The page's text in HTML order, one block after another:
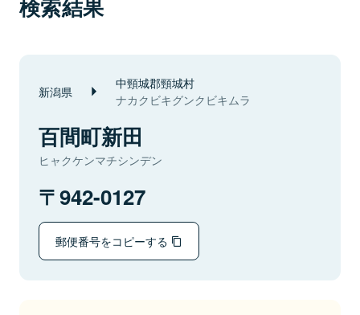
検索結果
新潟県 中頸城郡頸城村
ナカクビキグンクビキムラ
百間町新田
ヒャクケンマチシンデン
942-0127
郵便番号をコピーする